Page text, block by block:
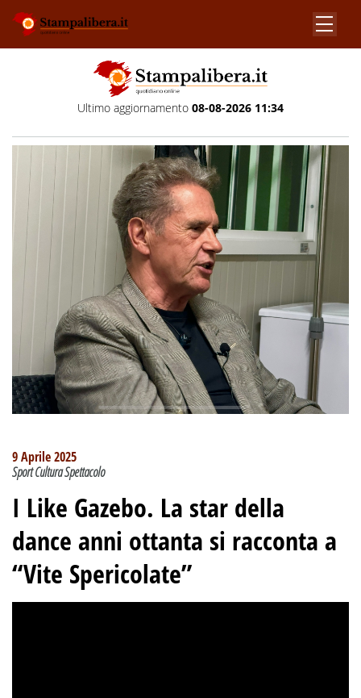
Ultimo aggiornamento 08-08-2026 11:34
9 Aprile 2025
Sport Cultura Spettacolo
I Like Gazebo. La star della
dance anni ottanta si racconta a
“Vite Spericolate”